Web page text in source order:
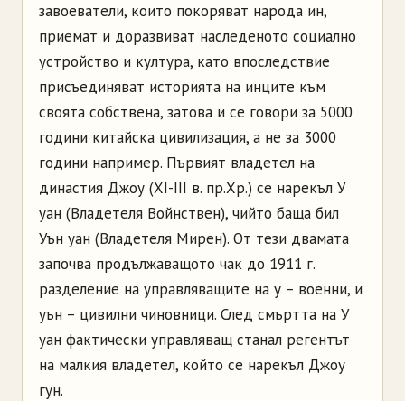
завоеватели, които покоряват народа ин,
приемат и доразвиват наследеното социално
устройство и култура, като впоследствие
присъединяват историята на инците към
своята собствена, затова и се говори за 5000
години китайска цивилизация, а не за 3000
години например. Първият владетел на
династия Джоу (XI-III в. пр.Хр.) се нарекъл У
уан (Владетеля Войнствен), чийто баща бил
Уън уан (Владетеля Мирен). От тези двамата
започва продължаващото чак до 1911 г.
разделение на управляващите на у – военни, и
уън – цивилни чиновници. След смъртта на У
уан фактически управляващ станал регентът
на малкия владетел, който се нарекъл Джоу
гун.